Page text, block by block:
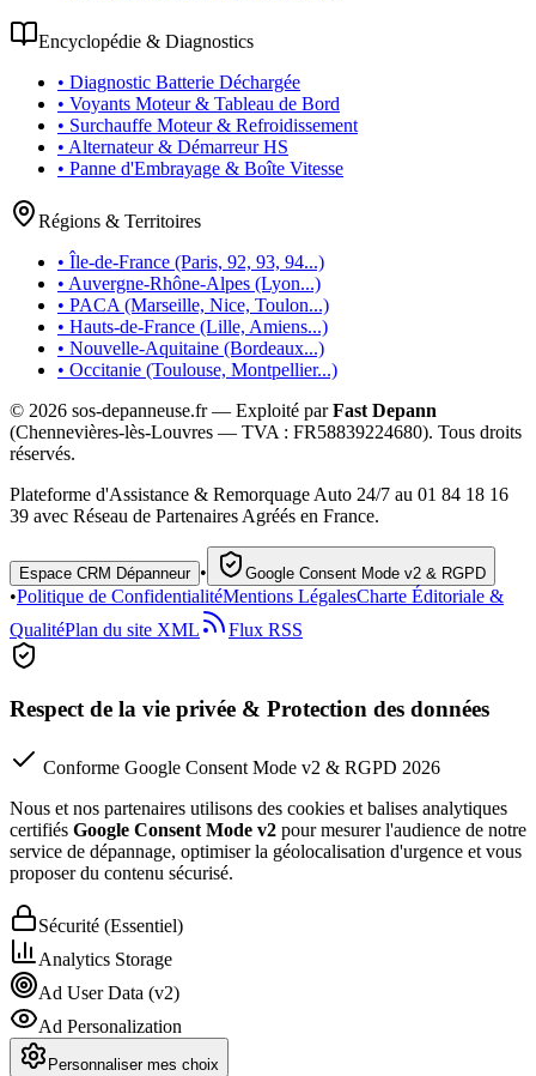
Encyclopédie & Diagnostics
• Diagnostic Batterie Déchargée
• Voyants Moteur & Tableau de Bord
• Surchauffe Moteur & Refroidissement
• Alternateur & Démarreur HS
• Panne d'Embrayage & Boîte Vitesse
Régions & Territoires
• Île-de-France (Paris, 92, 93, 94...)
• Auvergne-Rhône-Alpes (Lyon...)
• PACA (Marseille, Nice, Toulon...)
• Hauts-de-France (Lille, Amiens...)
• Nouvelle-Aquitaine (Bordeaux...)
• Occitanie (Toulouse, Montpellier...)
© 2026 sos-depanneuse.fr — Exploité parFast Depann
(Chennevières-lès-Louvres — TVA : FR58839224680). Tous droits
réservés.
Plateforme d'Assistance & Remorquage Auto 24/7 au 01 84 18 16
39 avec Réseau de Partenaires Agréés en France.
Espace CRM Dépanneur • Google Consent Mode v2 & RGPD
•Politique de ConfidentialitéMentions LégalesCharte Éditoriale &
QualitéPlan du site XML Flux RSS
Respect de la vie privée & Protection des données
Conforme Google Consent Mode v2 & RGPD 2026
Nous et nos partenaires utilisons des cookies et balises analytiques
certifiés Google Consent Mode v2 pour mesurer l'audience de notre
service de dépannage, optimiser la géolocalisation d'urgence et vous
proposer du contenu sécurisé.
Sécurité (Essentiel)
Analytics Storage
Ad User Data (v2)
Ad Personalization
Personnaliser mes choix